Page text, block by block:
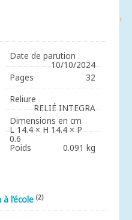
Date de parution
10/10/2024
Pages
32
Reliure
RELIÉ INTEGRA
Dimensions en cm
L 14.4 × H 14.4 × P
0.6
Poids 0.091 kg
l’école (2)